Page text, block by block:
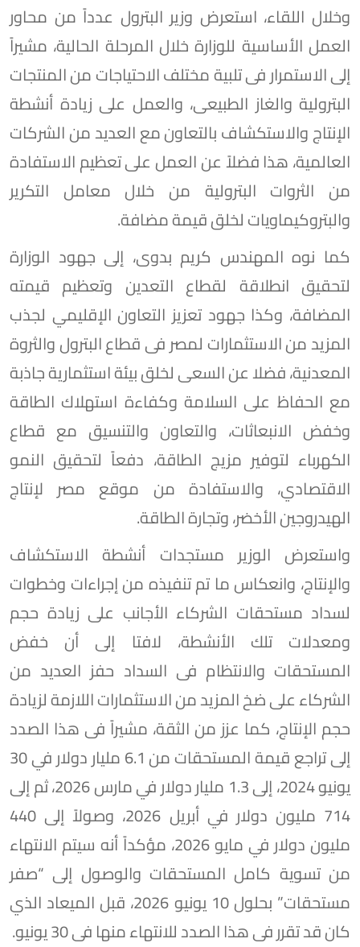
وخلال اللقاء، استعرض وزير البترول عدداً من محاور
العمل الأساسية للوزارة خلال المرحلة الحالية، مشيراً
إلى الاستمرار فى تلبية مختلف الاحتياجات من المنتجات
البترولية والغاز الطبيعى، والعمل على زيادة أنشطة
الإنتاج والاستكشاف بالتعاون مع العديد من الشركات
العالمية، هذا فضلاً عن العمل على تعظيم الاستفادة
من الثروات البترولية من خلال معامل التكرير
والبتروكيماويات لخلق قيمة مضافة.
كما نوه المهندس كريم بدوى، إلى جهود الوزارة
لتحقيق انطلاقة لقطاع التعدين وتعظيم قيمته
المضافة، وكذا جهود تعزيز التعاون الإقليمي لجذب
المزيد من الاستثمارات لمصر فى قطاع البترول والثروة
المعدنية، فضلا عن السعى لخلق بيئة استثمارية جاذبة
مع الحفاظ على السلامة وكفاءة استهلاك الطاقة
وخفض الانبعاثات، والتعاون والتنسيق مع قطاع
الكهرباء لتوفير مزيج الطاقة، دفعاً لتحقيق النمو
الاقتصادي، والاستفادة من موقع مصر لإنتاج
الهيدروجين الأخضر، وتجارة الطاقة.
واستعرض الوزير مستجدات أنشطة الاستكشاف
والإنتاج، وانعكاس ما تم تنفيذه من إجراءات وخطوات
لسداد مستحقات الشركاء الأجانب على زيادة حجم
ومعدلات تلك الأنشطة، لافتا إلى أن خفض
المستحقات والانتظام فى السداد حفز العديد من
الشركاء على ضخ المزيد من الاستثمارات اللازمة لزيادة
حجم الإنتاج، كما عزز من الثقة، مشيراً فى هذا الصدد
إلى تراجع قيمة المستحقات من 6.1 مليار دولار في 30
يونيو 2024، إلى 1.3 مليار دولار في مارس 2026، ثم إلى
714 مليون دولار في أبريل 2026، وصولاً إلى 440
مليون دولار في مايو 2026، مؤكداً أنه سيتم الانتهاء
من تسوية كامل المستحقات والوصول إلى “صفر
مستحقات” بحلول 10 يونيو 2026، قبل الميعاد الذي
كان قد تقرر فى هذا الصدد للانتهاء منها فى 30 يونيو.